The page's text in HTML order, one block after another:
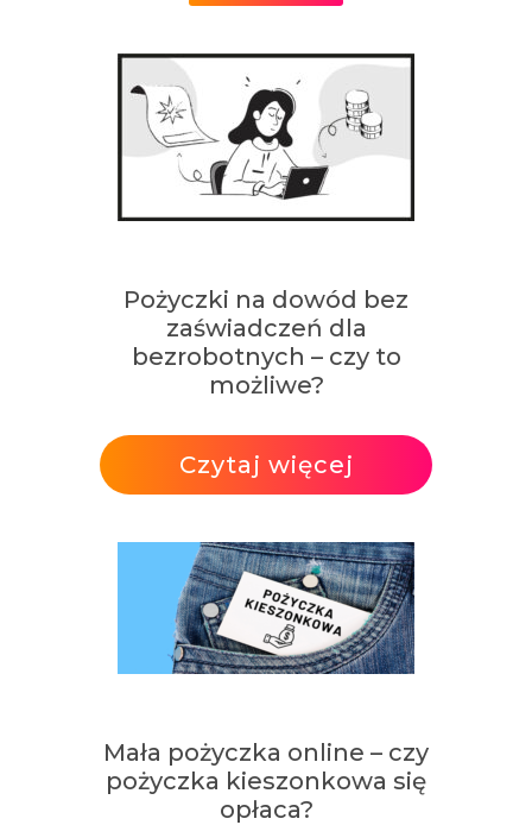
Pożyczki na dowód bez
zaświadczeń dla
bezrobotnych – czy to
możliwe?
Czytaj więcej
Mała pożyczka online – czy
pożyczka kieszonkowa się
opłaca?